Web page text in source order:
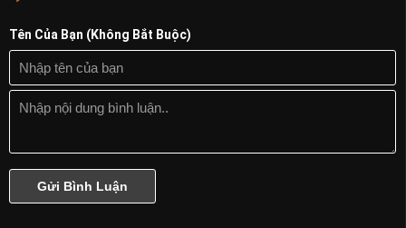
Phần 17
Phần 18
Phần 21
Tên Của Bạn (Không Bắt Buộc)